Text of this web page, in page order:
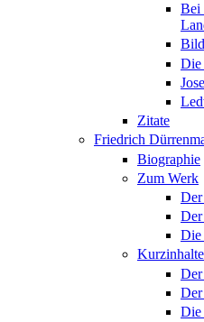
Bei
Die
Zitate
Friedrich
Biographie
Zum Werk
Der
Die
Kurzinhalte
Der
Die